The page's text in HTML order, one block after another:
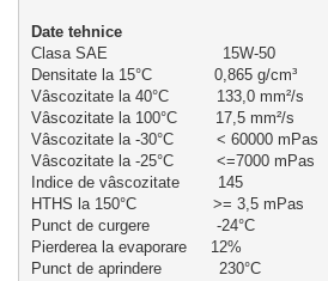
Date tehnice
Clasa SAE                        15W-50
Densitate la 15°C             0,865 g/cm³
Vâscozitate la 40°C          133,0 mm²/s
Vâscozitate la 100°C        17,5 mm²/s
Vâscozitate la -30°C         < 60000 mPas
Vâscozitate la -25°C         <=7000 mPas
Indice de vâscozitate        145
HTHS la 150°C                >= 3,5 mPas
Punct de curgere              -24°C
Pierderea la evaporare     12%
Punct de aprindere            230°C